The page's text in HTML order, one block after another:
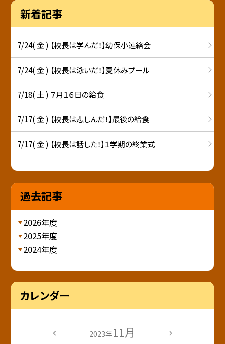
新着記事
7/24( 金 ) 【校長は学んだ！】幼保小連絡会
7/24( 金 ) 【校長は泳いだ！】夏休みプール
7/18( 土 ) ７月１６日の給食
7/17( 金 ) 【校長は悲しんだ！】最後の給食
7/17( 金 ) 【校長は話した！】１学期の終業式
過去記事
2026年度
2025年度
2024年度
カレンダー
2023年11月